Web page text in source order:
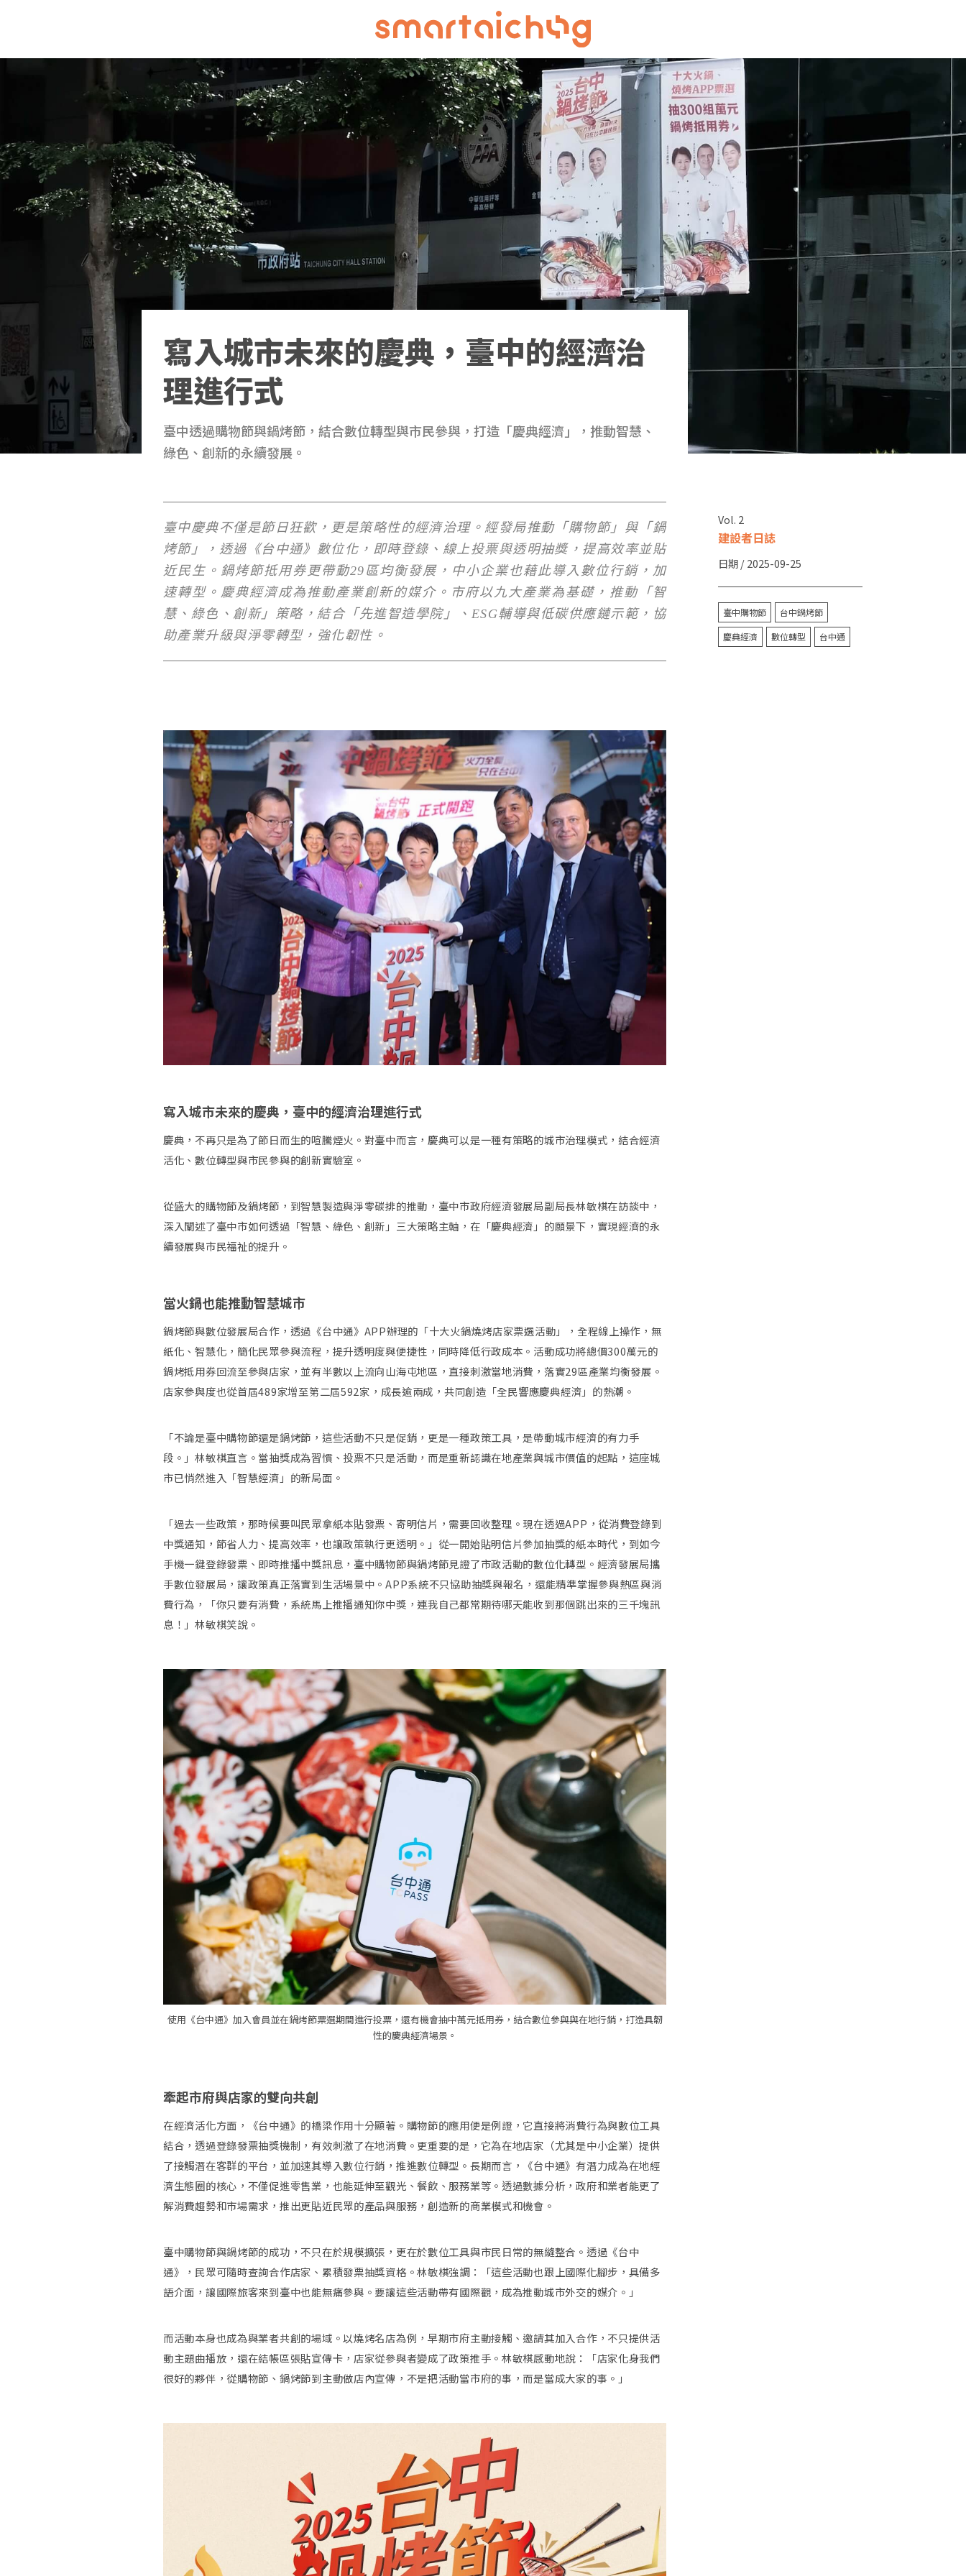
寫入城市未來的慶典，臺中的經濟治
理進行式
臺中透過購物節與鍋烤節，結合數位轉型與市民參與，打造「慶典經濟」，推動智慧、
綠色、創新的永續發展。
臺中慶典不僅是節日狂歡，更是策略性的經濟治理。經發局推動「購物節」與「鍋
烤節」，透過《台中通》數位化，即時登錄、線上投票與透明抽獎，提高效率並貼
近民生。鍋烤節抵用券更帶動29區均衡發展，中小企業也藉此導入數位行銷，加
速轉型。慶典經濟成為推動產業創新的媒介。市府以九大產業為基礎，推動「智
慧、綠色、創新」策略，結合「先進智造學院」、ESG輔導與低碳供應鏈示範，協
助產業升級與淨零轉型，強化韌性。
寫入城市未來的慶典，臺中的經濟治理進行式
慶典，不再只是為了節日而生的喧騰煙火。對臺中而言，慶典可以是一種有策略的城市治理模式，結合經濟
活化、數位轉型與市民參與的創新實驗室。
從盛大的購物節及鍋烤節，到智慧製造與淨零碳排的推動，臺中市政府經濟發展局副局長林敏棋在訪談中，
深入闡述了臺中市如何透過「智慧、綠色、創新」三大策略主軸，在「慶典經濟」的願景下，實現經濟的永
續發展與市民福祉的提升。
當火鍋也能推動智慧城市
鍋烤節與數位發展局合作，透過《台中通》APP辦理的「十大火鍋燒烤店家票選活動」，全程線上操作，無
紙化、智慧化，簡化民眾參與流程，提升透明度與便捷性，同時降低行政成本。活動成功將總價300萬元的
鍋烤抵用券回流至參與店家，並有半數以上流向山海屯地區，直接刺激當地消費，落實29區產業均衡發展。
店家參與度也從首屆489家增至第二屆592家，成長逾兩成，共同創造「全民響應慶典經濟」的熱潮。
「不論是臺中購物節還是鍋烤節，這些活動不只是促銷，更是一種政策工具，是帶動城市經濟的有力手
段。」林敏棋直言。當抽獎成為習慣、投票不只是活動，而是重新認識在地產業與城市價值的起點，這座城
市已悄然進入「智慧經濟」的新局面。
「過去一些政策，那時候要叫民眾拿紙本貼發票、寄明信片，需要回收整理。現在透過APP，從消費登錄到
中獎通知，節省人力、提高效率，也讓政策執行更透明。」從一開始貼明信片參加抽獎的紙本時代，到如今
手機一鍵登錄發票、即時推播中獎訊息，臺中購物節與鍋烤節見證了市政活動的數位化轉型。經濟發展局攜
手數位發展局，讓政策真正落實到生活場景中。APP系統不只協助抽獎與報名，還能精準掌握參與熱區與消
費行為，「你只要有消費，系統馬上推播通知你中獎，連我自己都常期待哪天能收到那個跳出來的三千塊訊
息！」林敏棋笑說。
使用《台中通》加入會員並在鍋烤節票選期間進行投票，還有機會抽中萬元抵用券，結合數位參與與在地行銷，打造具韌
性的慶典經濟場景。
牽起市府與店家的雙向共創
在經濟活化方面，《台中通》的橋梁作用十分顯著。購物節的應用便是例證，它直接將消費行為與數位工具
結合，透過登錄發票抽獎機制，有效刺激了在地消費。更重要的是，它為在地店家（尤其是中小企業）提供
了接觸潛在客群的平台，並加速其導入數位行銷，推進數位轉型。長期而言，《台中通》有潛力成為在地經
濟生態圈的核心，不僅促進零售業，也能延伸至觀光、餐飲、服務業等。透過數據分析，政府和業者能更了
解消費趨勢和市場需求，推出更貼近民眾的產品與服務，創造新的商業模式和機會。
臺中購物節與鍋烤節的成功，不只在於規模擴張，更在於數位工具與市民日常的無縫整合。透過《台中
通》，民眾可隨時查詢合作店家、累積發票抽獎資格。林敏棋強調：「這些活動也跟上國際化腳步，具備多
語介面，讓國際旅客來到臺中也能無痛參與。要讓這些活動帶有國際觀，成為推動城市外交的媒介。」
而活動本身也成為與業者共創的場域。以燒烤名店為例，早期市府主動接觸、邀請其加入合作，不只提供活
動主題曲播放，還在結帳區張貼宣傳卡，店家從參與者變成了政策推手。林敏棋感動地說：「店家化身我們
很好的夥伴，從購物節、鍋烤節到主動做店內宣傳，不是把活動當市府的事，而是當成大家的事。」
Vol. 2
建設者日誌
日期 / 2025-09-25
臺中購物節
台中鍋烤節
慶典經濟
數位轉型 台中通